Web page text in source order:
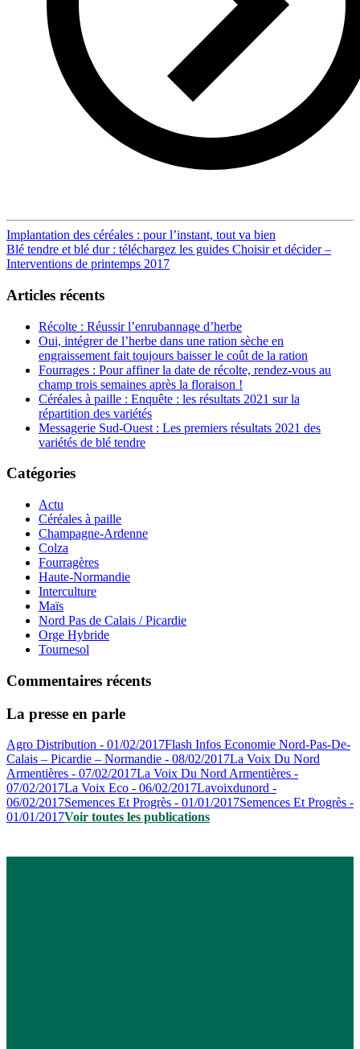
Post
navigation
Implantation des céréales : pour l’instant, tout va bien
Blé tendre et blé dur : téléchargez les guides Choisir et décider –
Interventions de printemps 2017
Articles récents
Récolte : Réussir l’enrubannage d’herbe
Oui, intégrer de l’herbe dans une ration sèche en
engraissement fait toujours baisser le coût de la ration
Fourrages : Pour affiner la date de récolte, rendez-vous au
champ trois semaines après la floraison !
Céréales à paille : Enquête : les résultats 2021 sur la
répartition des variétés
Messagerie Sud-Ouest : Les premiers résultats 2021 des
variétés de blé tendre
Catégories
Actu
Céréales à paille
Champagne-Ardenne
Colza
Fourragères
Haute-Normandie
Interculture
Maïs
Nord Pas de Calais / Picardie
Orge Hybride
Tournesol
Commentaires récents
La presse en parle
Agro Distribution - 01/02/2017Flash Infos Economie Nord-Pas-De-
Calais – Picardie – Normandie - 08/02/2017La Voix Du Nord
Armentières - 07/02/2017La Voix Du Nord Armentières -
07/02/2017La Voix Eco - 06/02/2017Lavoixdunord -
06/02/2017Semences Et Progrès - 01/01/2017Semences Et Progrès -
01/01/2017Voir toutes les publications